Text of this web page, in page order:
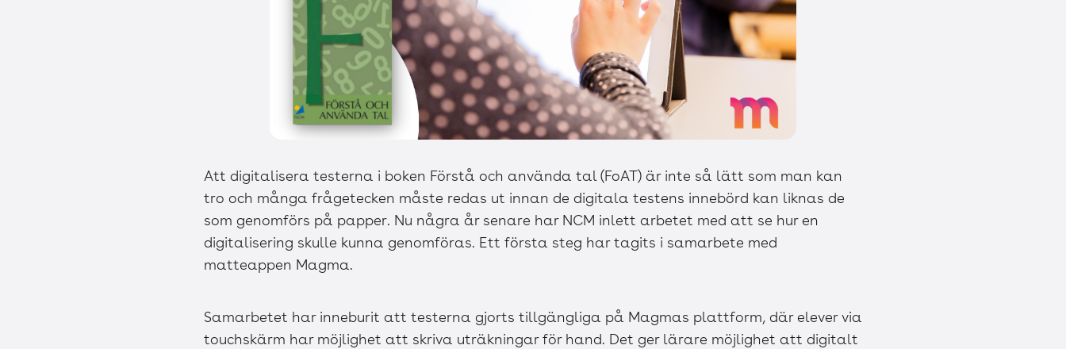
Att digitalisera testerna i boken Förstå och använda tal (FoAT) är inte så lätt som man kan
tro och många frågetecken måste redas ut innan de digitala testens innebörd kan liknas de
som genomförs på papper. Nu några år senare har NCM inlett arbetet med att se hur en
digitalisering skulle kunna genomföras. Ett första steg har tagits i samarbete med
matteappen Magma.
Samarbetet har inneburit att testerna gjorts tillgängliga på Magmas plattform, där elever via
touchskärm har möjlighet att skriva uträkningar för hand. Det ger lärare möjlighet att digitalt